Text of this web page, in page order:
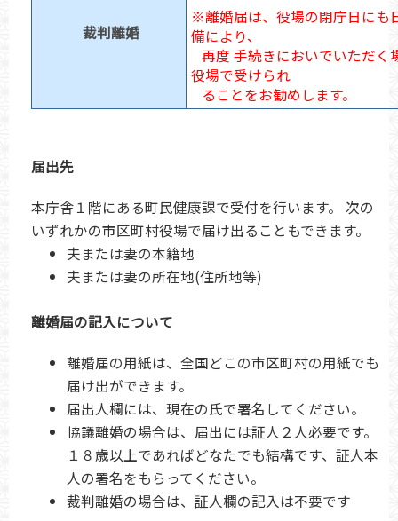
裁判離婚
※離婚届は、役場の閉庁日にも
備により、
再度 手続きにおいでいただく
役場で受けられ
ることをお勧めします。
届出先
本庁舎１階にある町民健康課で受付を行います。 次の
いずれかの市区町村役場で届け出ることもできます。
夫または妻の本籍地
夫または妻の所在地(住所地等)
離婚届の記入について
離婚届の用紙は、全国どこの市区町村の用紙でも
届け出ができます。
届出人欄には、現在の氏で署名してください。
協議離婚の場合は、届出には証人２人必要です。
１８歳以上であればどなたでも結構です、証人本
人の署名をもらってください。
裁判離婚の場合は、証人欄の記入は不要です